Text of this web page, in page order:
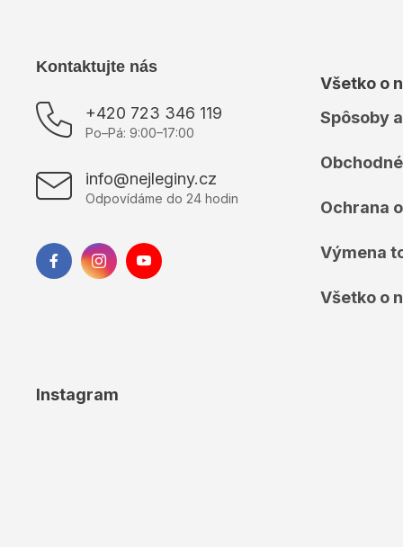
Kontaktujte nás
+420 723 346 119
Po–Pá: 9:00–17:00
info@nejleginy.cz
Odpovídáme do 24 hodin
Všetko o
Spôsoby
Ochrana
Výmena
Všetko o
Instagram